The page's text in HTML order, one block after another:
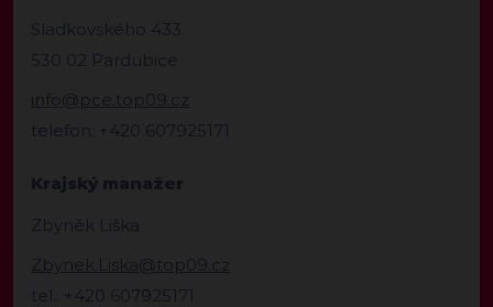
Sladkovského 433
530 02 Pardubice
info@pce.top09.cz
telefon: +420 607925171
Krajský manažer
Zbyněk Liška
Zbynek.Liska@top09.cz
tel.: +420 607925171